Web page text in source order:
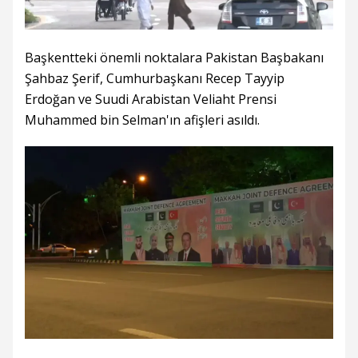
Başkentteki önemli noktalara Pakistan Başbakanı
Şahbaz Şerif, Cumhurbaşkanı Recep Tayyip
Erdoğan ve Suudi Arabistan Veliaht Prensi
Muhammed bin Selman'ın afişleri asıldı.